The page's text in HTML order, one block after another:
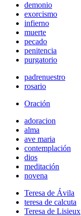
demonio
exorcismo
infierno
muerte
pecado
penitencia
purgatorio
padrenuestro
rosario
Oración
adoracion
alma
ave maria
contemplación
dios
meditación
novena
Teresa de Ávila
teresa de calcuta
Teresa de Lisieux